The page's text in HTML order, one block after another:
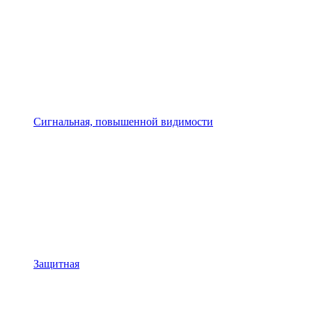
Сигнальная, повышенной видимости
Защитная